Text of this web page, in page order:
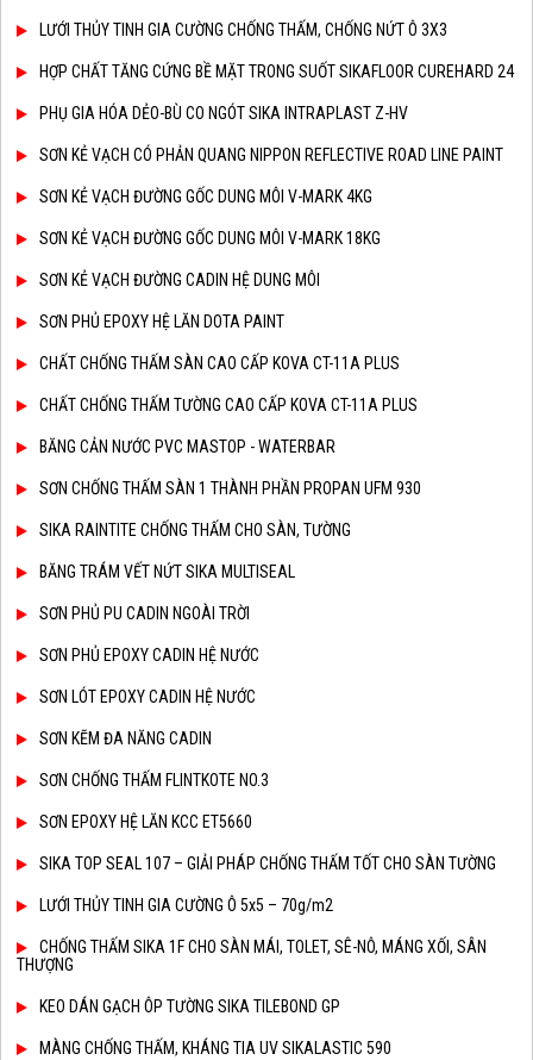
LƯỚI THỦY TINH GIA CƯỜNG CHỐNG THẤM, CHỐNG NỨT Ô 3X3
HỢP CHẤT TĂNG CỨNG BỀ MẶT TRONG SUỐT SIKAFLOOR CUREHARD 24
PHỤ GIA HÓA DẺO-BÙ CO NGÓT SIKA INTRAPLAST Z-HV
SƠN KẺ VẠCH CÓ PHẢN QUANG NIPPON REFLECTIVE ROAD LINE PAINT
SƠN KẺ VẠCH ĐƯỜNG GỐC DUNG MÔI V-MARK 4KG
SƠN KẺ VẠCH ĐƯỜNG GỐC DUNG MÔI V-MARK 18KG
SƠN KẺ VẠCH ĐƯỜNG CADIN HỆ DUNG MÔI
SƠN PHỦ EPOXY HỆ LĂN DOTA PAINT
CHẤT CHỐNG THẤM SÀN CAO CẤP KOVA CT-11A PLUS
CHẤT CHỐNG THẤM TƯỜNG CAO CẤP KOVA CT-11A PLUS
BĂNG CẢN NƯỚC PVC MASTOP - WATERBAR
SƠN CHỐNG THẤM SÀN 1 THÀNH PHẦN PROPAN UFM 930
SIKA RAINTITE CHỐNG THẤM CHO SÀN, TƯỜNG
BĂNG TRÁM VẾT NỨT SIKA MULTISEAL
SƠN PHỦ PU CADIN NGOÀI TRỜI
SƠN PHỦ EPOXY CADIN HỆ NƯỚC
SƠN LÓT EPOXY CADIN HỆ NƯỚC
SƠN KẼM ĐA NĂNG CADIN
SƠN CHỐNG THẤM FLINTKOTE NO.3
SƠN EPOXY HỆ LĂN KCC ET5660
SIKA TOP SEAL 107 – GIẢI PHÁP CHỐNG THẤM TỐT CHO SÀN TƯỜNG
LƯỚI THỦY TINH GIA CƯỜNG Ô 5x5 – 70g/m2
CHỐNG THẤM SIKA 1F CHO SÀN MÁI, TOLET, SÊ-NÔ, MÁNG XỐI, SÂN
THƯỢNG
KEO DÁN GẠCH ÔP TƯỜNG SIKA TILEBOND GP
MÀNG CHỐNG THẤM, KHÁNG TIA UV SIKALASTIC 590